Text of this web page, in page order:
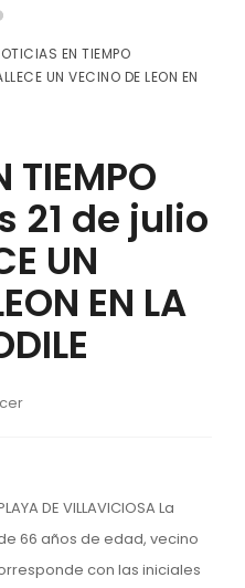
EN TIEMPO
UN VECINO DE LEON EN
TIEMPO
21 de julio
UN
EN LA
DE VILLAVICIOSA La
66 años de edad, vecino
con las iniciales